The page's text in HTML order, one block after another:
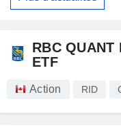
RBC QUANT
ETF
Action RID